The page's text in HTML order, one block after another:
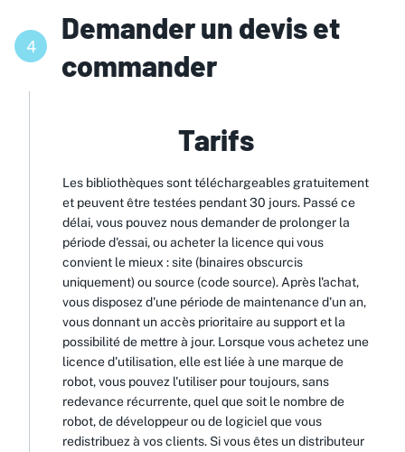
4
Demander un devis et
commander
Tarifs
Les bibliothèques sont téléchargeables gratuitement
et peuvent être testées pendant 30 jours. Passé ce
délai, vous pouvez nous demander de prolonger la
période d'essai, ou acheter la licence qui vous
convient le mieux : site (binaires obscurcis
uniquement) ou source (code source). Après l'achat,
vous disposez d'une période de maintenance d'un an,
vous donnant un accès prioritaire au support et la
possibilité de mettre à jour. Lorsque vous achetez une
licence d'utilisation, elle est liée à une marque de
robot, vous pouvez l'utiliser pour toujours, sans
redevance récurrente, quel que soit le nombre de
robot, de développeur ou de logiciel que vous
redistribuez à vos clients. Si vous êtes un distributeur